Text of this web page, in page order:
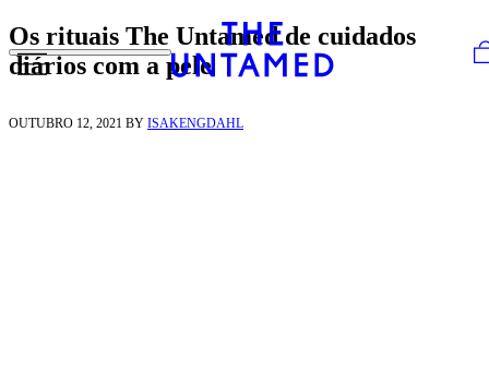
Skip to content
Os rituais The Untamed ​de cuidados
diários com a pele
OUTUBRO 12, 2021 BY ISAKENGDAHL